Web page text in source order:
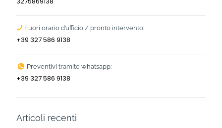
Fuori orario d’ufficio / pronto intervento:
+39 327 586 9138
Preventivi tramite whatsapp:
+39 327 586 9138
Articoli recenti